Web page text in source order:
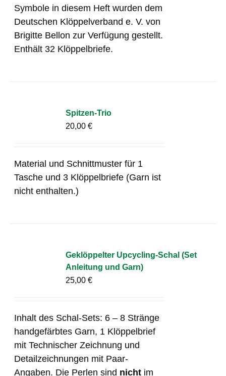
Symbole in diesem Heft wurden dem
Deutschen Klöppelverband e. V. von
Brigitte Bellon zur Verfügung gestellt.
Enthält 32 Klöppelbriefe.
Spitzen-Trio
20,00€
Material und Schnittmuster für 1
Tasche und 3 Klöppelbriefe (Garn ist
nicht enthalten.)
Geklöppelter Upcycling-Schal (Set
Anleitung und Garn)
25,00€
Inhalt des Schal-Sets: 6 – 8 Stränge
handgefärbtes Garn, 1 Klöppelbrief
mit Technischer Zeichnung und
Detailzeichnungen mit Paar-
Angaben. Die Perlen sind nicht im